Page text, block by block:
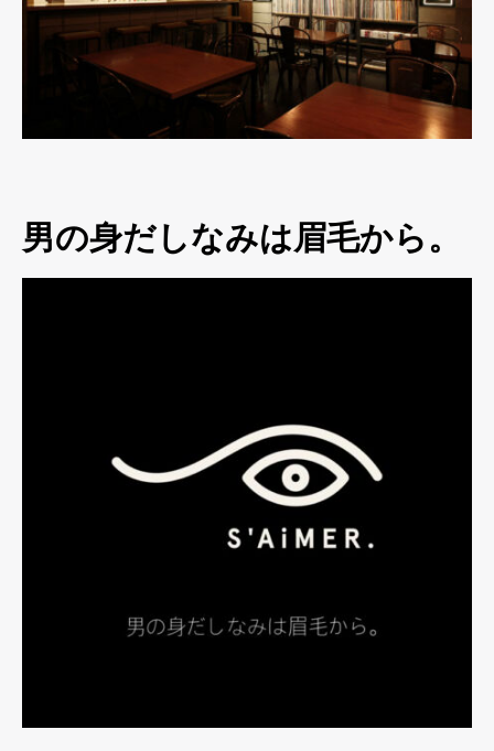
男の身だしなみは眉毛から。